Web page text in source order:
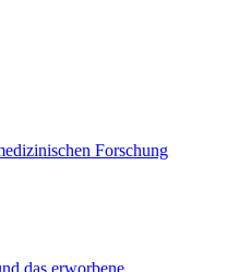
Forschung
das erworbene